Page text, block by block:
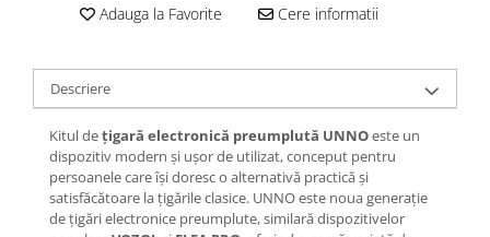
Adauga la Favorite Cere informatii
Descriere
Kitul dețigară electronică preumplută UNNOeste un
dispozitiv modern și ușor de utilizat, conceput pentru
persoanele care își doresc o alternativă practică și
satisfăcătoare la țigările clasice. UNNO este noua generație
de țigări electronice preumplute, similară dispozitivelor